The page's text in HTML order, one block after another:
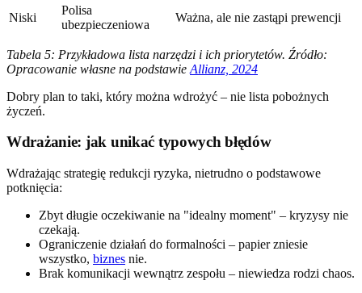
Niski
Polisa
ubezpieczeniowa
Ważna, ale nie zastąpi prewencji
Tabela 5: Przykładowa lista narzędzi i ich priorytetów. Źródło:
Opracowanie własne na podstawie Allianz, 2024
Dobry plan to taki, który można wdrożyć – nie lista pobożnych
życzeń.
Wdrażanie: jak unikać typowych błędów
Wdrażając strategię redukcji ryzyka, nietrudno o podstawowe
potknięcia:
Zbyt długie oczekiwanie na "idealny moment" – kryzysy nie
czekają.
Ograniczenie działań do formalności – papier zniesie
wszystko, biznes nie.
Brak komunikacji wewnątrz zespołu – niewiedza rodzi chaos.